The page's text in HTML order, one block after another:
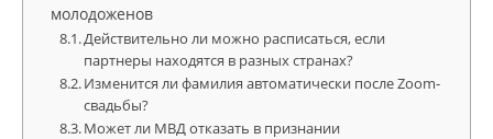
молодоженов
Действительно ли можно расписаться, если
партнеры находятся в разных странах?
Изменится ли фамилия автоматически после Zoom-
свадьбы?
Может ли МВД отказать в признании